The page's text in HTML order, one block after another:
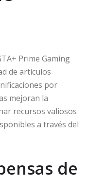
Prime Gaming
de artículos
por
mejoran la
recursos valiosos
a través del
de